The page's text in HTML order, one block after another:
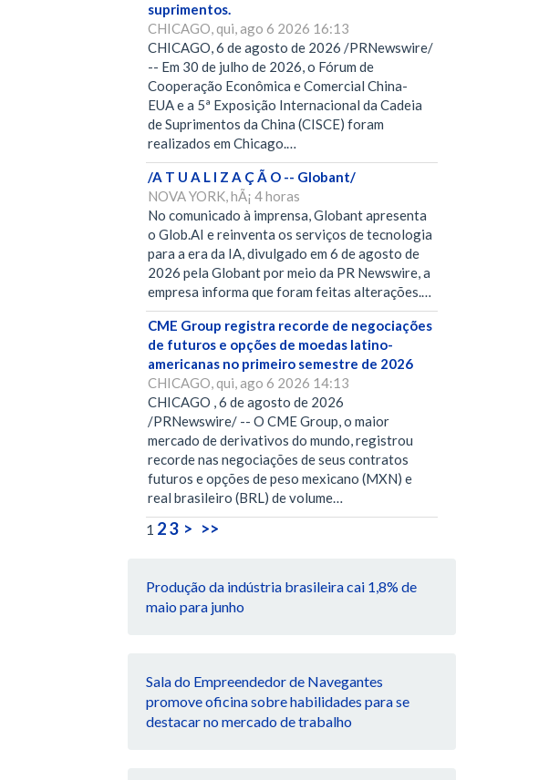
suprimentos.
CHICAGO, qui, ago 6 2026 16:13
CHICAGO, 6 de agosto de 2026 /PRNewswire/
-- Em 30 de julho de 2026, o Fórum de
Cooperação Econômica e Comercial China-
EUA e a 5ª Exposição Internacional da Cadeia
de Suprimentos da China (CISCE) foram
realizados em Chicago.…
/A T U A L I Z A Ç Ã O -- Globant/
NOVA YORK, hÃ¡ 4 horas
No comunicado à imprensa, Globant apresenta
o Glob.AI e reinventa os serviços de tecnologia
para a era da IA, divulgado em 6 de agosto de
2026 pela Globant por meio da PR Newswire, a
empresa informa que foram feitas alterações.…
CME Group registra recorde de negociações
de futuros e opções de moedas latino-
americanas no primeiro semestre de 2026
CHICAGO, qui, ago 6 2026 14:13
CHICAGO , 6 de agosto de 2026
/PRNewswire/ -- O CME Group, o maior
mercado de derivativos do mundo, registrou
recorde nas negociações de seus contratos
futuros e opções de peso mexicano (MXN) e
real brasileiro (BRL) de volume…
1 23 > >>
Produção da indústria brasileira cai 1,8% de
maio para junho
Sala do Empreendedor de Navegantes
promove oficina sobre habilidades para se
destacar no mercado de trabalho